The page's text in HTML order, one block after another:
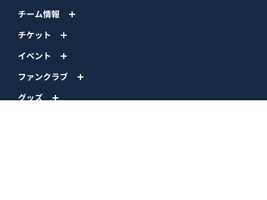
チーム情報
チケット
イベント
ファンクラブ
グッズ